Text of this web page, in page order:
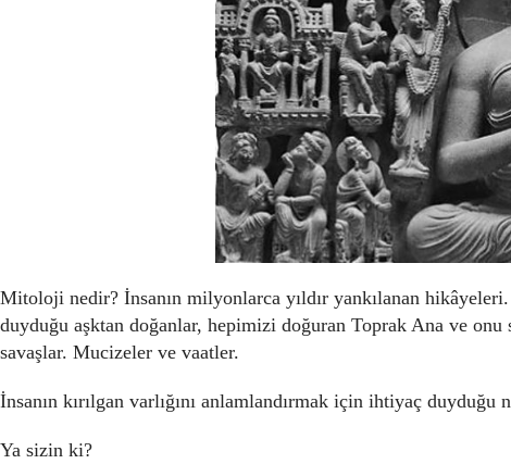
Mitoloji nedir? İnsanın milyonlarca yıldır yankılanan
duyduğu aşktan doğanlar, hepimizi doğuran Toprak Ana ve onu
savaşlar. Mucizeler ve vaatler.
İnsanın kırılgan varlığını anlamlandırmak için ihtiyaç
Ya sizin ki?